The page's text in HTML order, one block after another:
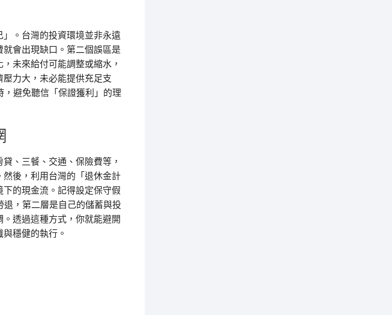
。台灣的投資環境並非永遠
會出現缺口。第二個誤區是
未來給付可能調整或縮水，
力大，未必能提供充足支
避免聽信「保證獲利」的理
、三餐、交通、保險費等，
後，利用台灣的「退休金計
的現金流。記得設定保守假
退，第二層是自己的儲蓄與投
透過這種方式，你就能避開
穩健的執行。